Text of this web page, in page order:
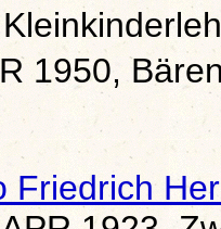
1950,
Friedrich